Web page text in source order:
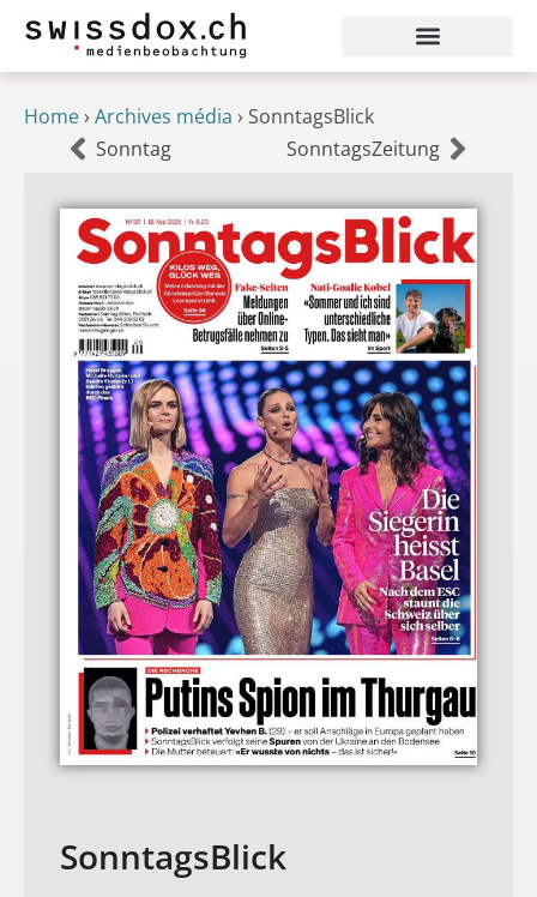
Home› Archives média › SonntagsBlick
Sonntag
SonntagsZeitung
SonntagsBlick